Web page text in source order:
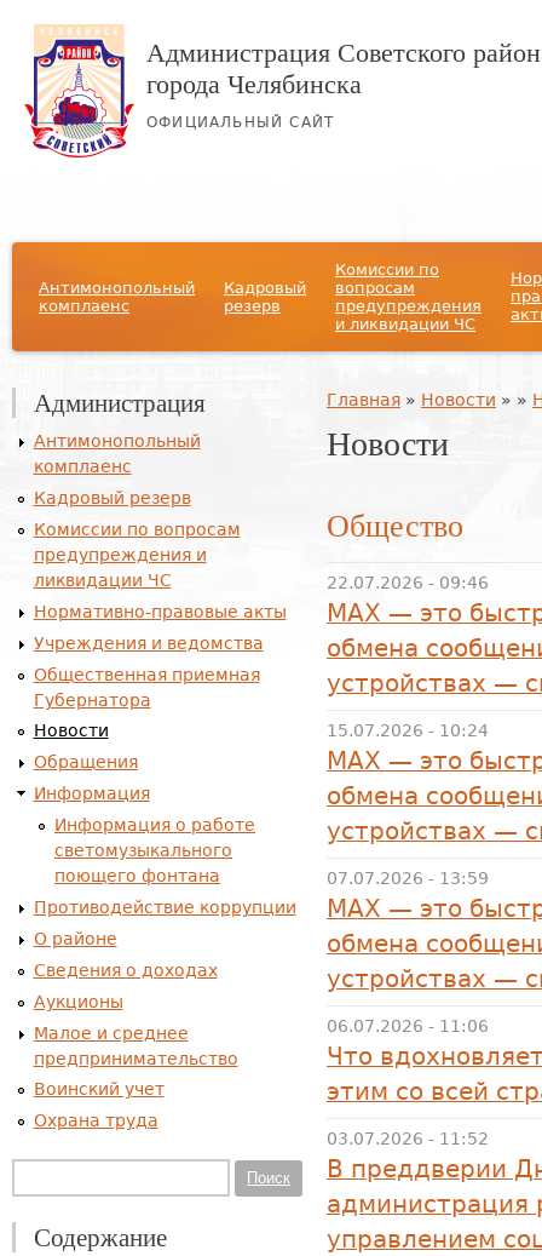
Администрация Советского
города Челябинска
ОФИЦИАЛЬНЫЙ САЙТ
Антимонопольный
комплаенс
Кадровый
резерв
Комиссии по
вопросам
предупреждения
и ликвидации ЧС
Вы здесь
Главная » Новости » »
Новости
Общество
22.07.2026 - 09:46
MAX — это
обмена
устройствах —
15.07.2026 - 10:24
MAX — это
обмена
устройствах —
07.07.2026 - 13:59
MAX — это
обмена
устройствах —
06.07.2026 - 11:06
Что
этим со всей
03.07.2026 - 11:52
В преддверии
администрация
управлением
Администрация
Антимонопольный
комплаенс
Кадровый резерв
Комиссии по вопросам
предупреждения и
ликвидации ЧС
Нормативно-правовые акты
Учреждения и ведомства
Общественная приемная
Губернатора
Новости
Обращения
Информация
Информация о работе
светомузыкального
поющего фонтана
Противодействие коррупции
О районе
Сведения о доходах
Аукционы
Малое и среднее
предпринимательство
Воинский учет
Охрана труда
Поиск
Содержание